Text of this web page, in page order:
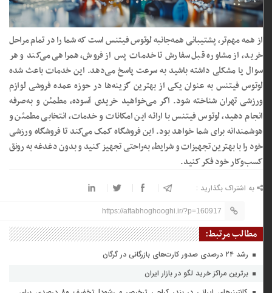
از همه مهم‌تر، پشتیبانی همه‌جانبه لوتوس فیتنس است که شما را در تمام مراحل
خرید، از مشاوره قبل سفارش تا خدمات پس از فروش، همراهی می‌کند و هر
سوال یا مشکلی داشته باشید به سرعت پاسخ می‌دهد. این خدمات باعث شده
لوتوس فیتنس به عنوان یکی از بهترین گزینه‌ها در حوزه عمده فروشی لوازم
ورزشی تهران شناخته شود. اگر می‌خواهید خریدی آسوده، مطمئن و به‌صرفه
انجام دهید، لوتوس فیتنس با ارائه این امکانات و خدمات، انتخابی مطمئن و
هوشمندانه برای شما خواهد بود. این فروشگاه کمک می‌کند تا فروشگاه ورزشی
خود را با بهترین تجهیزات و شرایط، به‌راحتی تجهیز کنید و بدون دغدغه به رونق
کسب‌وکار خود فکر کنید.
به اشتراک بگذارید :
https://aftabhoghooghi.ir/?p=160917
مطالب مرتبط:
رشد ۲۴ درصدی صدور کارت‌های بازرگانی در گرگان
برترین مراکز خرید لگو در بازار ایران